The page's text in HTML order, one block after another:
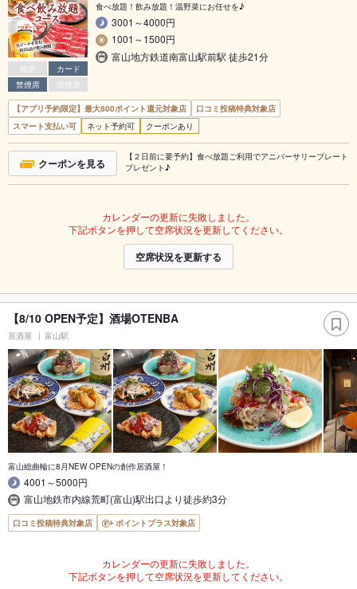
個室
カード
禁煙席
喫煙席
食べ放題！飲み放題！温野菜にお任せを♪
3001～4000円
1001～1500円
富山地方鉄道南富山駅前駅 徒歩21分
【アプリ予約限定】最大800ポイント還元対象店
口コミ投稿特典対象店
スマート支払い可
ネット予約可 クーポンあり
クーポンを見る
【２日前に要予約】食べ放題ご利用でアニバーサリープレート
プレゼント♪
カレンダーの更新に失敗しました。
下記ボタンを押して空席状況を更新してください。
空席状況を更新する
【8/10 OPEN予定】酒場OTENBA
居酒屋 富山駅
富山総曲輪に8月NEW OPENの創作居酒屋！
4001～5000円
富山地鉄市内線荒町(富山)駅出口より徒歩約3分
口コミ投稿特典対象店 ポイントプラス対象店
カレンダーの更新に失敗しました。
下記ボタンを押して空席状況を更新してください。